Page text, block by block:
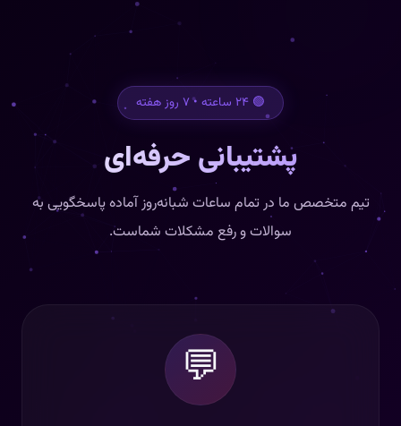
🟢 ۲۴ ساعته • ۷ روز هفته
پشتیبانی حرفه‌ای
تیم متخصص ما در تمام ساعات شبانه‌روز آماده پاسخگویی به
سوالات و رفع مشکلات شماست.
💬